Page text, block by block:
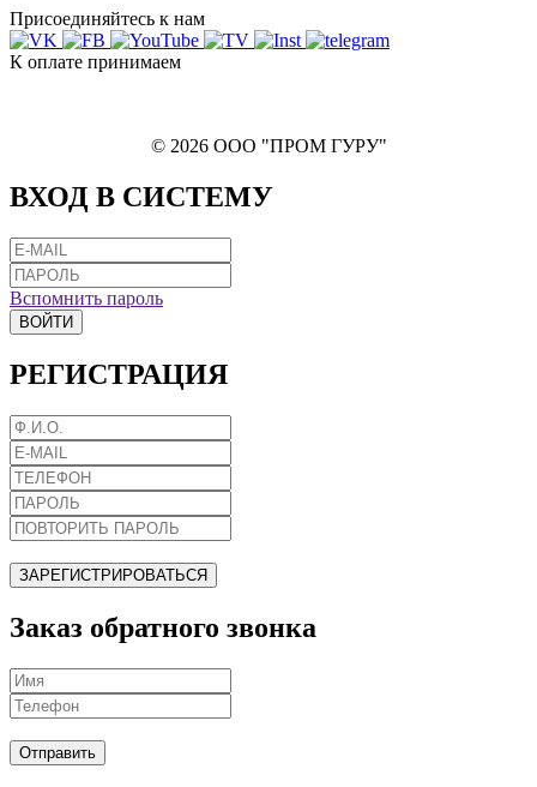
Присоединяйтесь к нам
К оплате принимаем
© 2026 ООО "ПРОМ ГУРУ"
ВХОД В СИСТЕМУ
Вспомнить пароль
ВОЙТИ
РЕГИСТРАЦИЯ
ЗАРЕГИСТРИРОВАТЬСЯ
Заказ обратного звонка
Отправить